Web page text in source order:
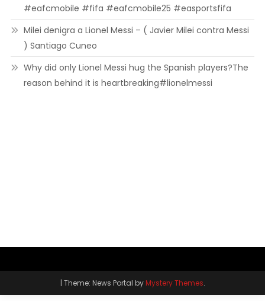
#eafcmobile #fifa #eafcmobile25 #easportsfifa
Milei denigra a Lionel Messi – ( Javier Milei contra Messi
) Santiago Cuneo
Why did only Lionel Messi hug the Spanish players?The
reason behind it is heartbreaking#lionelmessi
| Theme: News Portal byMystery Themes.